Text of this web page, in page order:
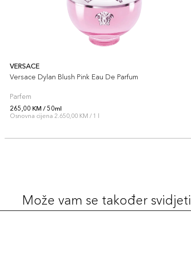
VERSACE
Versace Dylan Blush Pink Eau De Parfum
Parfem
265,00 KM / 50ml
Osnovna cijena 2.650,00 KM / 1 l
Može vam se također svidjeti